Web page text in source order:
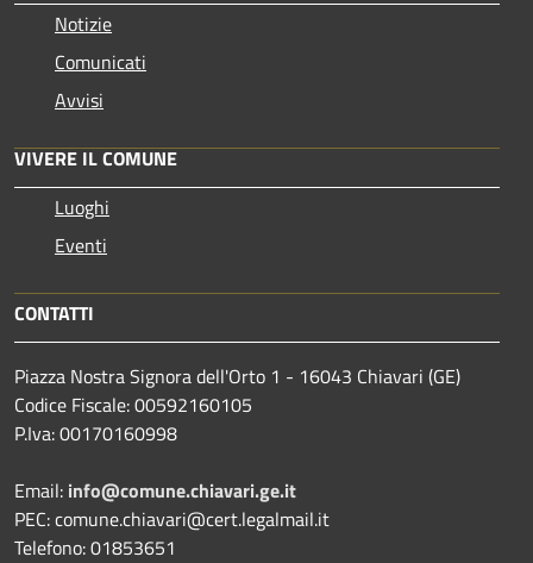
Notizie
Comunicati
Avvisi
VIVERE IL COMUNE
Luoghi
Eventi
CONTATTI
Piazza Nostra Signora dell'Orto 1 - 16043 Chiavari (GE)
Codice Fiscale: 00592160105
P.Iva: 00170160998
Email: info@comune.chiavari.ge.it
PEC: comune.chiavari@cert.legalmail.it
Telefono: 01853651